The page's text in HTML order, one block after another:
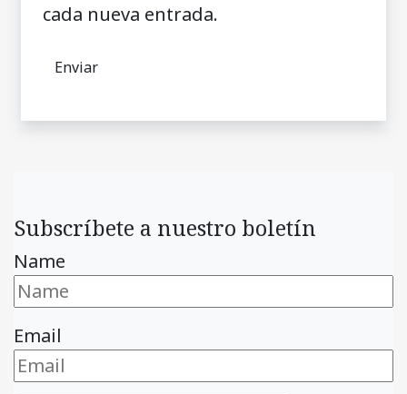
cada nueva entrada.
Subscríbete a nuestro boletín
Name
Email